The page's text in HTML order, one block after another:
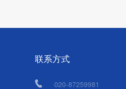
联系方式
020-87259981